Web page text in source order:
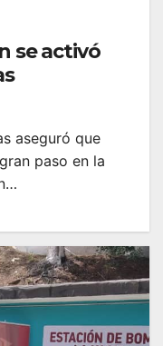
se activó
aseguró que
paso en la